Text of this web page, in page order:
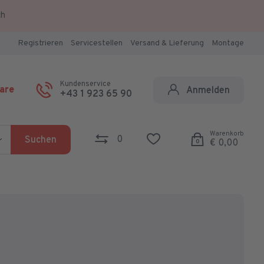
Registrieren Servicestellen Versand & Lieferung Montage
Kundenservice
+43 1 923 65 90 Anmelden
Suchen 0 0
Warenkorb
€ 0,00